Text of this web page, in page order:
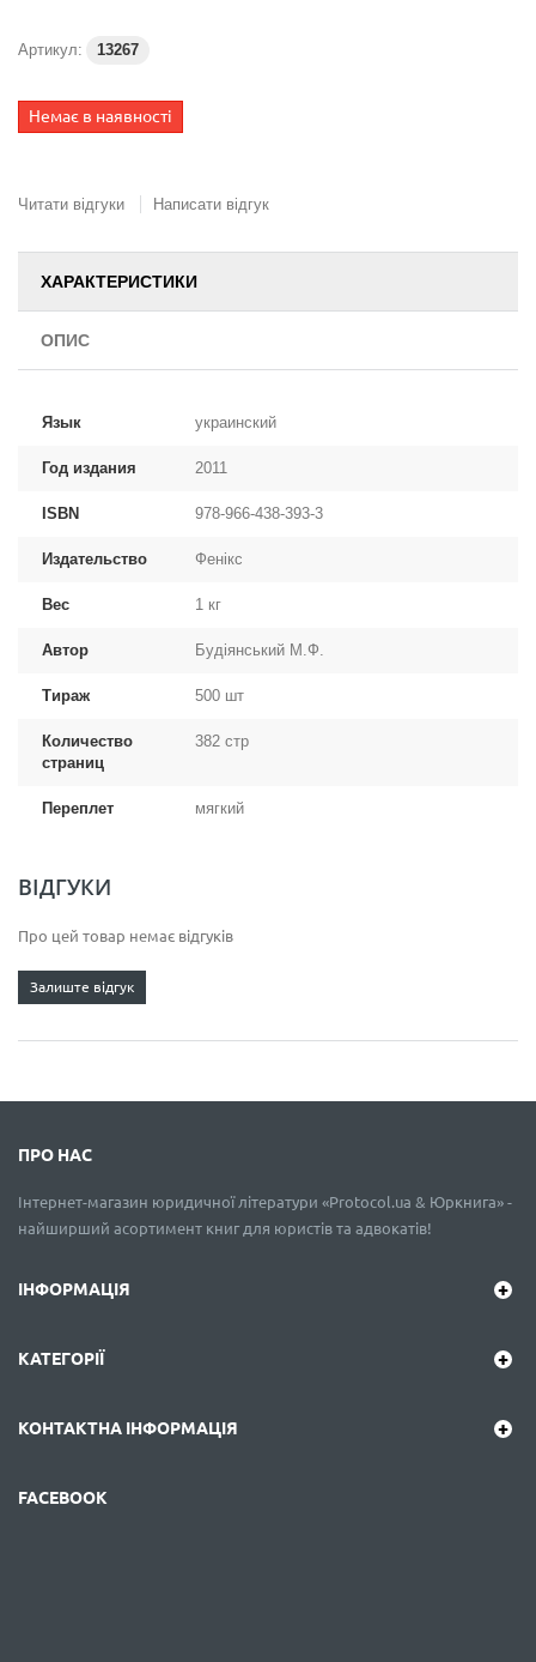
Артикул: 13267
Немає в наявності
Читати відгуки Написати відгук
ХАРАКТЕРИСТИКИ
ОПИС
Язык украинский
Год издания 2011
ISBN 978-966-438-393-3
Издательство Фенікс
Вес 1 кг
Автор Будіянський М.Ф.
Тираж 500 шт
Количество
страниц
382 стр
Переплет мягкий
ВІДГУКИ
Про цей товар немає відгуків
Залиште відгук
ПРО НАС
Інтернет-магазин юридичної літератури «Protocol.ua & Юркнига» -
найширший асортимент книг для юристів та адвокатів!
ІНФОРМАЦІЯ
КАТЕГОРІЇ
КОНТАКТНА ІНФОРМАЦІЯ
FACEBOOK